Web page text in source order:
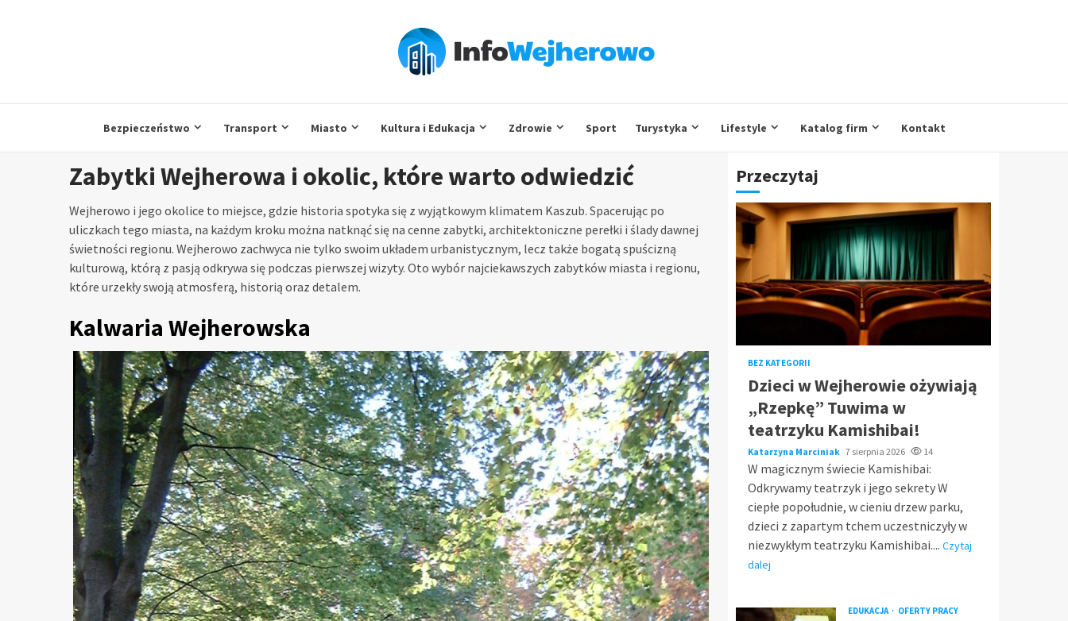
Bezpieczeństwo Transport Miasto Kultura i Edukacja Zdrowie Sport Turystyka Lifestyle Katalog firm Kontakt
Zabytki Wejherowa i okolic, które warto odwiedzić
Wejherowo i jego okolice to miejsce, gdzie historia spotyka się z wyjątkowym klimatem Kaszub. Spacerując po
uliczkach tego miasta, na każdym kroku można natknąć się na cenne zabytki, architektoniczne perełki i ślady dawnej
świetności regionu. Wejherowo zachwyca nie tylko swoim układem urbanistycznym, lecz także bogatą spuścizną
kulturową, którą z pasją odkrywa się podczas pierwszej wizyty. Oto wybór najciekawszych zabytków miasta i regionu,
które urzekły swoją atmosferą, historią oraz detalem.
Kalwaria Wejherowska
Przeczytaj
BEZ KATEGORII
Dzieci w Wejherowie ożywiają
„Rzepkę” Tuwima w
teatrzyku Kamishibai!
Katarzyna Marciniak 7 sierpnia 2026 14
W magicznym świecie Kamishibai:
Odkrywamy teatrzyk i jego sekrety W
ciepłe popołudnie, w cieniu drzew parku,
dzieci z zapartym tchem uczestniczyły w
niezwykłym teatrzyku Kamishibai.... Czytaj
dalej
EDUKACJA OFERTY PRACY